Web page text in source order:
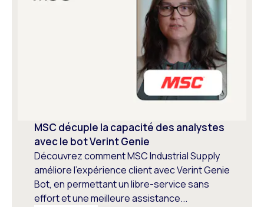
MSC décuple la capacité des analystes
avec le bot Verint Genie
Découvrez comment MSC Industrial Supply
améliore l’expérience client avec Verint Genie
Bot, en permettant un libre-service sans
effort et une meilleure assistance...